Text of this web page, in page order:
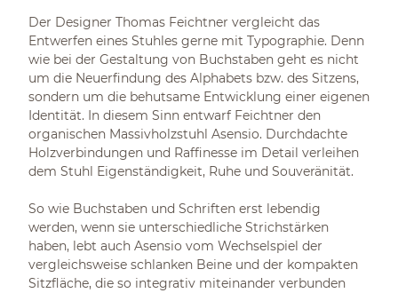
Der Designer Thomas Feichtner vergleicht das
Entwerfen eines Stuhles gerne mit Typographie. Denn
wie bei der Gestaltung von Buchstaben geht es nicht
um die Neuerfindung des Alphabets bzw. des Sitzens,
sondern um die behutsame Entwicklung einer eigenen
Identität. In diesem Sinn entwarf Feichtner den
organischen Massivholzstuhl Asensio. Durchdachte
Holzverbindungen und Raffinesse im Detail verleihen
dem Stuhl Eigenständigkeit, Ruhe und Souveränität.
So wie Buchstaben und Schriften erst lebendig
werden, wenn sie unterschiedliche Strichstärken
haben, lebt auch Asensio vom Wechselspiel der
vergleichsweise schlanken Beine und der kompakten
Sitzfläche, die so integrativ miteinander verbunden